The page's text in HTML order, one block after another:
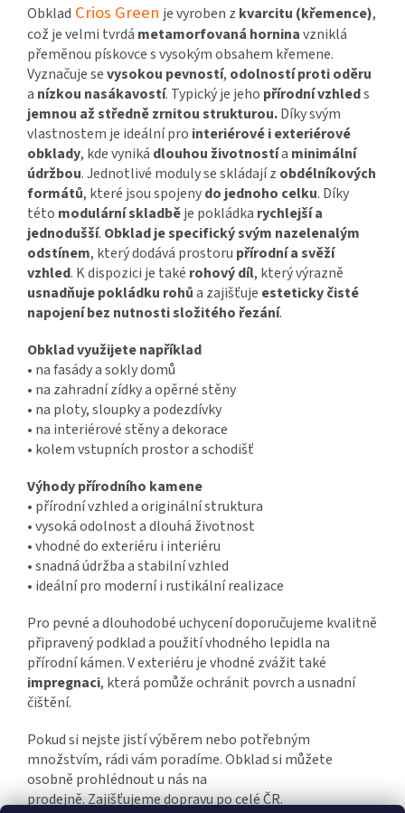
Obklad Crios Green je vyroben z kvarcitu (křemence),
což je velmi tvrdá metamorfovaná horninavzniklá
přeměnou pískovce s vysokým obsahem křemene.
Vyznačuje sevysokou pevností, odolností proti oděru
a nízkou nasákavostí. Typický je jeho přírodní vzhleds
jemnou až středně zrnitou strukturou.Díky svým
vlastnostem je ideální pro interiérové i exteriérové
obklady, kde vyniká dlouhou životnostía minimální
údržbou. Jednotlivé moduly se skládají z obdélníkových
formátů, které jsou spojenydo jednoho celku. Díky
této modulární skladběje pokládka rychlejší a
jednodušší. Obklad je specifický svým nazelenalým
odstínem, který dodává prostoru přírodní a svěží
vzhled. K dispozici je také rohový díl, který výrazně
usnadňuje pokládku rohůa zajišťuje esteticky čisté
napojení bez nutnosti složitého řezání.
Obklad využijete například
• na fasády a sokly domů
• na zahradní zídky a opěrné stěny
• na ploty, sloupky a podezdívky
• na interiérové stěny a dekorace
• kolem vstupních prostor a schodišť
Výhody přírodního kamene
• přírodní vzhled a originální struktura
•vysoká odolnost a dlouhá životnost
•vhodné do exteriéru i interiéru
•snadná údržba a stabilní vzhled
• ideální pro moderní i rustikální realizace
Pro pevné a dlouhodobé uchycení doporučujeme kvalitně
připravený podklad a použití vhodného lepidla na
přírodní kámen. V exteriéru je vhodné zvážit také
impregnaci, která pomůže ochránit povrch a usnadní
čištění.
Pokud si nejste jistí výběrem nebo potřebným
množstvím, rádi vám poradíme. Obklad si můžete
osobně prohlédnout u nás na
prodejně. Zajišťujeme dopravu po celé ČR.